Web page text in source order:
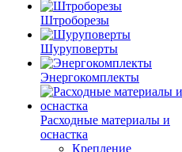
Штроборезы
Шуруповерты
Энергокомплекты
Расходные материалы и
оснастка
Крепление